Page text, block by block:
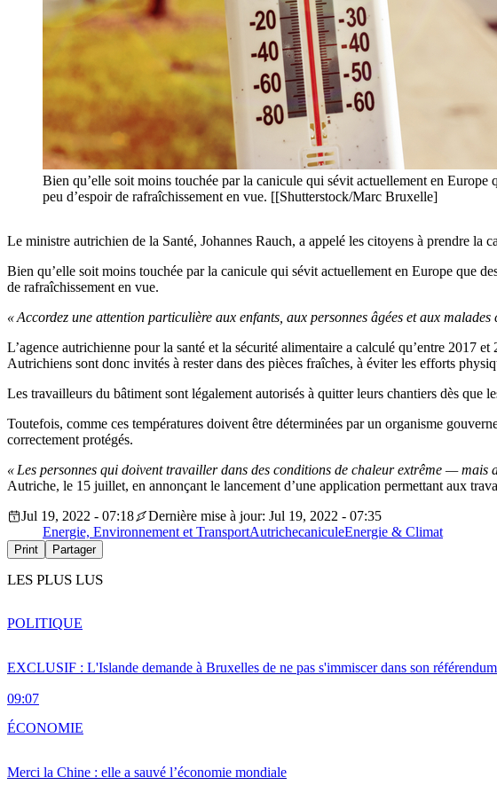
Bien qu’elle soit moins touchée par la canicule qui sévit actuellement en
peu d’espoir de rafraîchissement en vue. [[Shutterstock/Marc Bruxelle]
Le ministre autrichien de la Santé, Johannes Rauch, a appelé les citoyens à prendre la
Bien qu’elle soit moins touchée par la canicule qui sévit actuellement en Europe que
de rafraîchissement en vue.
« Accordez une attention particulière aux enfants, aux personnes âgées et aux
L’agence autrichienne pour la santé et la sécurité alimentaire a calculé qu’entre 2017
Autrichiens sont donc invités à rester dans des pièces fraîches, à éviter les efforts
Les travailleurs du bâtiment sont légalement autorisés à quitter leurs chantiers dès que
Toutefois, comme ces températures doivent être déterminées par un organisme
correctement protégés.
« Les personnes qui doivent travailler dans des conditions de chaleur extrême — mais
Autriche, le 15 juillet, en annonçant le lancement d’une application permettant aux
Jul 19, 2022 - 07:18
Dernière mise à jour: Jul 19, 2022 - 07:35
Energie, Environnement et TransportAutrichecaniculeEnergie & Climat
Print Partager
LES PLUS LUS
EXCLUSIF : L'Islande demande à Bruxelles de ne pas s'immiscer dans son
09:07
POLITIQUE
Merci la Chine : elle a sauvé l’économie mondiale
ÉCONOMIE